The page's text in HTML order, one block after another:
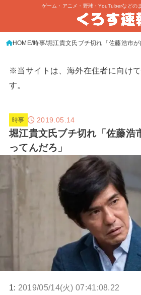
ゲーム・アニメ・野球・YouTuberなどの
HOME 時事 堀江貴文氏ブチ切れ「佐藤浩市が
※当サイトは、海外在住者に向け
す。
時事 2019.05.14
堀江貴文氏ブチ切れ「佐藤浩
ってんだろ」
1: 2019/05/14(火) 07:41:08.22